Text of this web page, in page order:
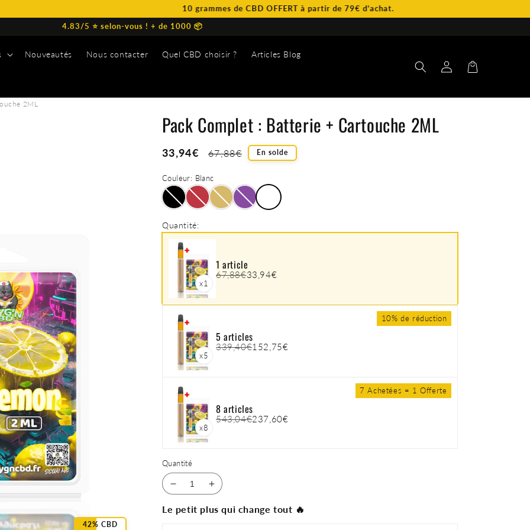
10 grammes de CBD OFFERT à partir de 79€ d’achat.
4.83/5 ⭐️ selon-vous ! + de 1000 📦
Nouveautés Nous contacter Quel CBD choisir ? Articles Blog
Connexion Panier
2ML
42% CBD
Pack Complet : Batterie + Cartouche 2ML
Prix
33,94€
Prix
67,88€ En solde
Couleur: Blanc
Quantité:
x1
1 article
67,88€33,94€
10% de réduction
x5
5 articles
339,40€152,75€
7 Achetées = 1 Offerte
x8
8 articles
543,04€237,60€
Quantité
Réduire
quantité
Augmenter
quantité
Le petit plus qui change tout 🔥